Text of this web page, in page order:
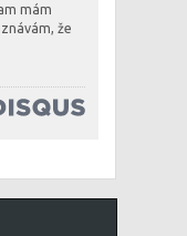
mám
že